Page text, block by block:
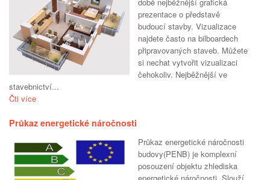
prezentace o představě
budoucí stavby. Vizualizace
najdete často na bilboardech
připravovaných staveb. Můžete
si nechat vytvořit vizualizaci
čehokoliv. Nejběžnější ve
stavebnictví...
Čti více
Průkaz energetické náročnosti
Průkaz energetické náročnosti
budovy(PENB) je komplexní
posouzení objektu zhlediska